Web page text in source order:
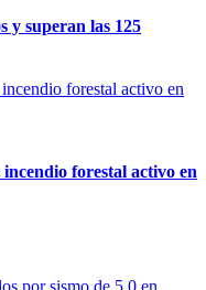
y superan las 125
forestal activo en